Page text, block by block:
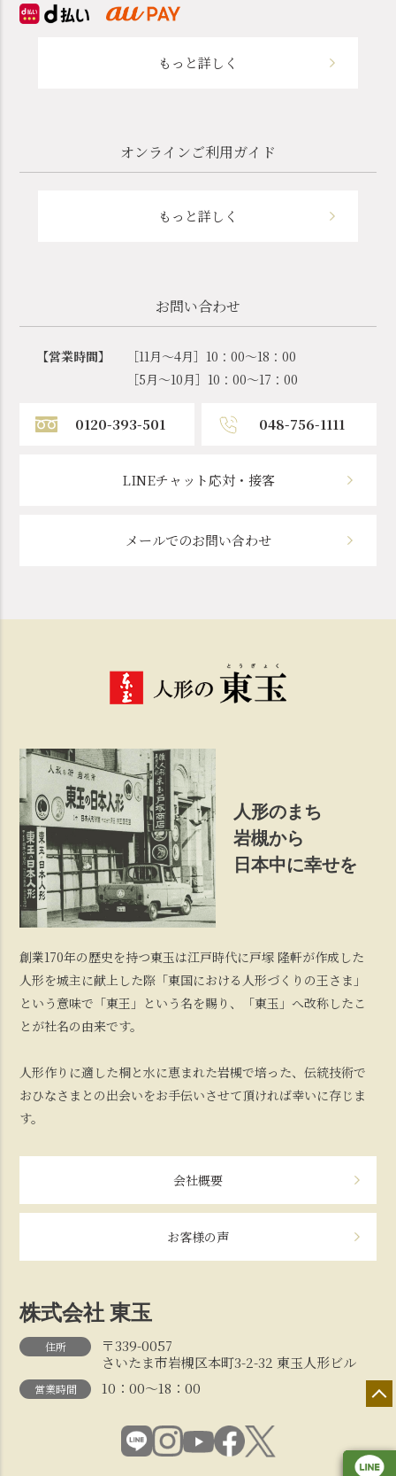
もっと詳しく
オンラインご利用ガイド
もっと詳しく
お問い合わせ
【営業時間】
［11月～4月］10：00～18：00
［5月～10月］10：00～17：00
0120-393-501 048-756-1111
LINEチャット応対・接客
メールでのお問い合わせ
人形のまち
岩槻から
日本中に幸せを
創業170年の歴史を持つ東玉は江戸時代に戸塚 隆軒が作成した
人形を城主に献上した際「東国における人形づくりの王さま」
という意味で「東王」という名を賜り、「東玉」へ改称したこ
とが社名の由来です。
人形作りに適した桐と水に恵まれた岩槻で培った、伝統技術で
おひなさまとの出会いをお手伝いさせて頂ければ幸いに存じま
す。
会社概要
お客様の声
株式会社 東玉
住所
〒339-0057
さいたま市岩槻区本町3-2-32 東玉人形ビル
営業時間 10：00～18：00